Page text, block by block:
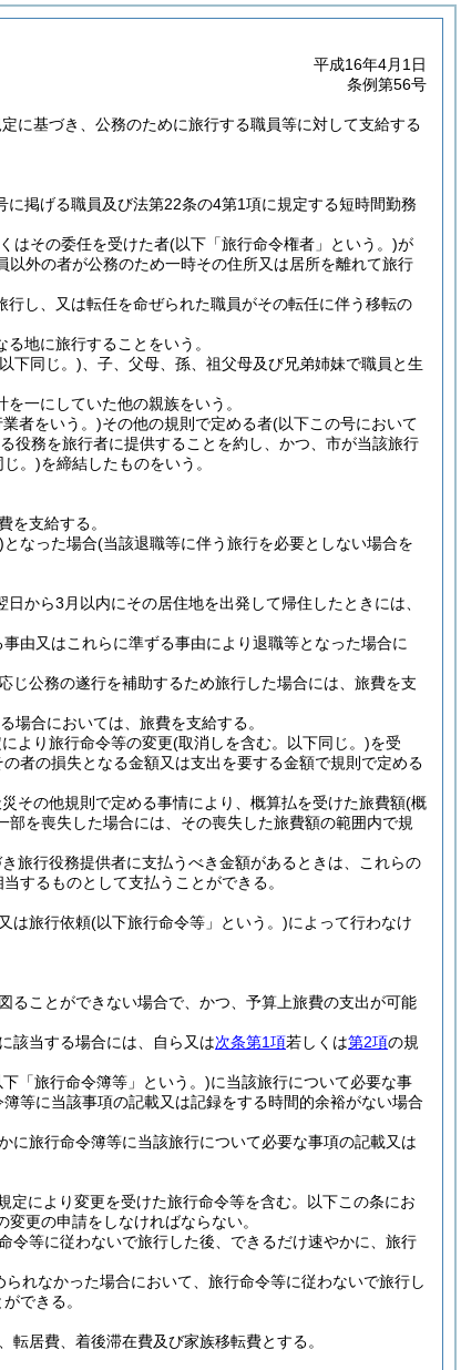
平成16年4月1日
条例第56号
に基づき、公務のために旅行する職員等に対して支給する
掲げる職員及び法第22条の4第1項に規定する短時間勤務
はその委任を受けた者(以下「旅行命令権者」という。)が
以外の者が公務のため一時その住所又は居所を離れて旅行
し、又は転任を命ぜられた職員がその転任に伴う移転の
地に旅行することをいう。
下同じ。) 、子、父母、孫、祖父母及び兄弟姉妹で職員と生
一にしていた他の親族をいう。
者をいう。)その他の規則で定める者(以下この号において
役務を旅行者に提供することを約し、かつ、市が当該旅行
じ。)を締結したものをいう。
を支給する。
となった場合(当該退職等に伴う旅行を必要としない場合を
から3月以内にその居住地を出発して帰住したときには、
由又はこれらに準ずる事由により退職等となった場合に
じ公務の遂行を補助するため旅行した場合には、旅費を支
場合においては、旅費を支給する。
より旅行命令等の変更(取消しを含む。以下同じ。)を受
者の損失となる金額又は支出を要する金額で規則で定める
その他規則で定める事情により、概算払を受けた旅費額(概
部を喪失した場合には、その喪失した旅費額の範囲内で規
旅行役務提供者に支払うべき金額があるときは、これらの
するものとして支払うことができる。
は旅行依頼(以下旅行命令等」という。)によって行わなけ
ることができない場合で、かつ、予算上旅費の支出が可能
該当する場合には、自ら又は次条第1項若しくは第2項の規
「旅行命令簿等」という。)に当該旅行について必要な事
等に当該事項の記載又は記録をする時間的余裕がない場合
に旅行命令簿等に当該旅行について必要な事項の記載又は
定により変更を受けた旅行命令等を含む。以下この条にお
更の申請をしなければならない。
令等に従わないで旅行した後、できるだけ速やかに、旅行
れなかった場合において、旅行命令等に従わないで旅行し
できる。
居費、着後滞在費及び家族移転費とする。